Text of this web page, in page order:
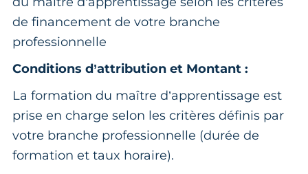
de financement de votre branche
professionnelle
Conditions d’attribution et Montant :
La formation du maître d’apprentissage est
prise en charge selon les critères définis par
votre branche professionnelle (durée de
formation et taux horaire).